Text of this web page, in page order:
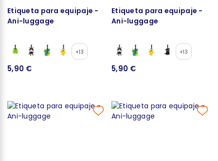
Etiqueta para equipaje -
Ani-luggage
+13
5,90 €
Etiqueta para equipaje -
Ani-luggage
+13
5,90 €